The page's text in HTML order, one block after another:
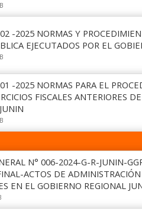
-2025 NORMAS Y
EJECUTADOS POR EL
-2025 NORMAS PARA EL
FISCALES ANTERIORES
N° 006-2024-G-R-JUNIN-
ACTOS DE
EN EL GOBIERNO REGIONAL